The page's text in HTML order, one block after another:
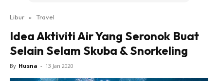
Libur » Travel
Idea Aktiviti Air Yang Seronok Buat
Selain Selam Skuba & Snorkeling
By Husna - 13 Jan 2020